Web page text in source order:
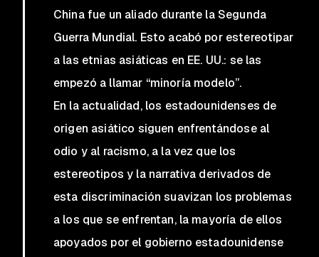
China fue un aliado durante la Segunda
Guerra Mundial. Esto acabó por estereotipar
a las etnias asiáticas en EE. UU.: se las
empezó a llamar “minoría modelo”.
En la actualidad, los estadounidenses de
origen asiático siguen enfrentándose al
odio y al racismo, a la vez que los
estereotipos y la narrativa derivados de
esta discriminación suavizan los problemas
a los que se enfrentan, la mayoría de ellos
apoyados por el gobierno estadounidense